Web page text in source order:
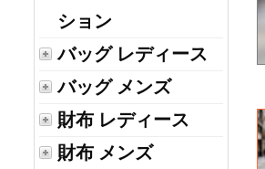
ション
バッグ レディース
バッグ メンズ
財布 レディース
財布 メンズ